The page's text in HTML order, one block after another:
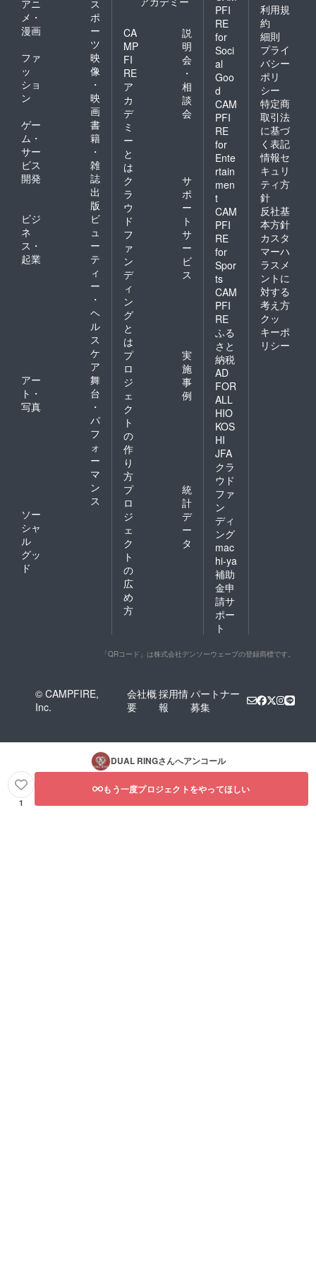
アニ
メ・
漫画
ス
ポ
ー
ツ
ファ
ッ
ショ
ン
映
像
・
映
画
ゲー
ム・
サー
ビス
開発
書
籍
・
雑
誌
出
版
ビジ
ネ
ス・
起業
ビ
ュ
ー
テ
ィ
ー
・
ヘ
ル
ス
ケ
ア
アー
ト・
写真
舞
台
・
パ
フ
ォ
ー
マ
ン
ス
ソー
シャ
ル
グッ
ド
CA
MP
FI
RE
ア
カ
デ
ミ
ー
と
は
説
明
会
・
相
談
会
ク
ラ
ウ
ド
フ
ァ
ン
デ
ィ
ン
グ
と
は
サ
ポ
ー
ト
サ
ー
ビ
ス
プ
ロ
ジ
ェ
ク
ト
の
作
り
方
実
施
事
例
プ
ロ
ジ
ェ
ク
ト
の
広
め
方
統
計
デ
ー
タ
PFI
RE
for
Soci
al
Goo
d
CAM
PFI
RE
for
Ente
rtain
men
t
CAM
PFI
RE
for
Spor
ts
CAM
PFI
RE
ふる
さと
納税
AD
FOR
ALL
HIO
KOS
HI
JFA
クラ
ウド
ファ
ン
ディ
ング
mac
hi-ya
補助
金申
請サ
ポー
ト
利用規
約
細則
プライ
バシー
ポリ
シー
特定商
取引法
に基づ
く表記
情報セ
キュリ
ティ方
針
反社基
本方針
カスタ
マーハ
ラスメ
ントに
対する
考え方
クッ
キーポ
リシー
「QRコード」は株式会社デンソーウェーブの登録商標です。
© CAMPFIRE,
Inc.
会社概
要
採用情
報
パートナー
募集
DUAL RINGさんへアンコール
1
もう一度プロジェクトをやってほしい